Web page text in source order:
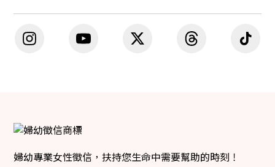
婦幼專業女性徵信，扶持您生命中需要幫助的時刻！